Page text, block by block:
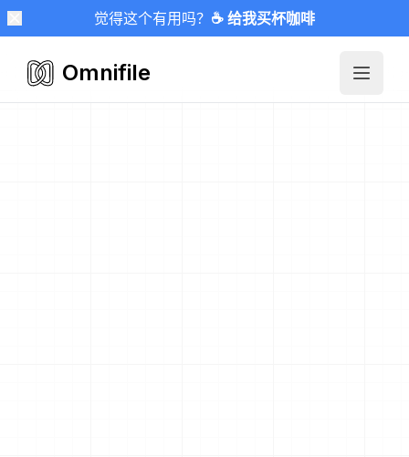
觉得这个有用吗？ ☕ 给我买杯咖啡
Omnifile